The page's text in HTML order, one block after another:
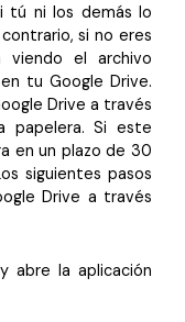
tú ni los demás lo
si no eres
viendo el archivo
tu Google Drive.
Drive a través
papelera. Si este
en un plazo de 30
siguientes pasos
Drive a través
abre la aplicación